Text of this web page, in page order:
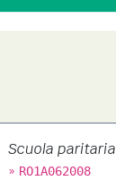
Scuola paritaria
» RO1A062008